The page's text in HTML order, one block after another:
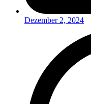
Dezember 2, 2024